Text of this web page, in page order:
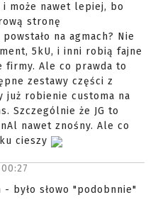
może nawet lepiej, bo
stronę
na agmach? Nie
5kU, i inni robią fajne
firmy. Ale co prawda to
zestawy części z
już robienie customa na
Szczególnie że JG to
nawet znośny. Ale co
cieszy
00:27
było słowo "podobnnie"